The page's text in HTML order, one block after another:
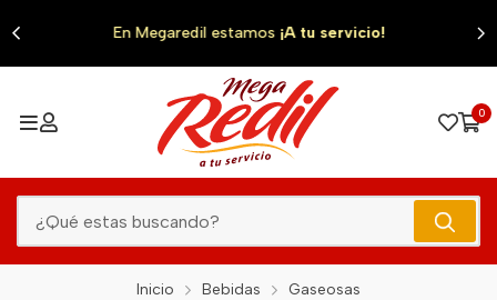
En Megaredil estamos ¡A tu servicio!
0
Inicio Bebidas Gaseosas